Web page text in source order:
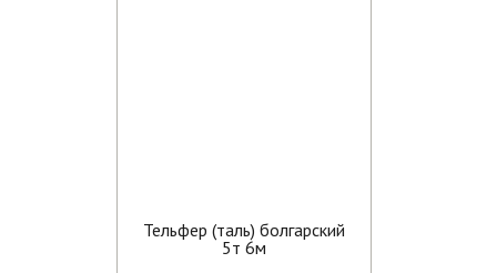
Тельфер (таль) болгарский
5т 6м